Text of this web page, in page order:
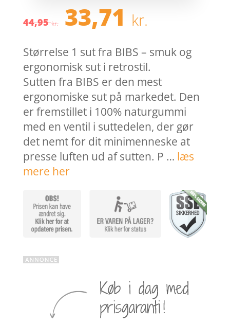
44,95kr. Den
oprindelige
pris
var:
44,95 kr..
33,71 kr.
pris
er:
33,71
Størrelse 1 sut fra BIBS – smuk og
ergonomisk sut i retrostil.
Sutten fra BIBS er den mest
ergonomiske sut på markedet. Den
er fremstillet i 100% naturgummi
med en ventil i suttedelen, der gør
det nemt for dit minimenneske at
presse luften ud af sutten. P … læs
mere her